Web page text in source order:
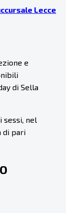
Lecce
e
di Sella
sessi, nel
di pari